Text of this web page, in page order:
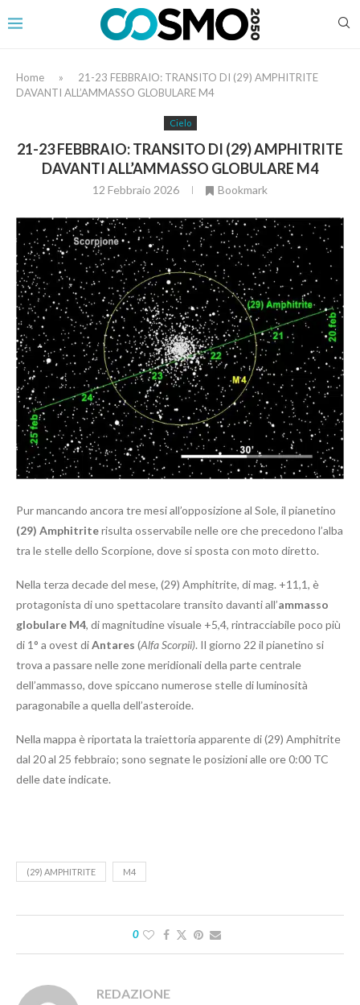
Home »
21-23 FEBBRAIO: TRANSITO DI (29) AMPHITRITE
DAVANTI ALL’AMMASSO GLOBULARE M4
Cielo
21-23 FEBBRAIO: TRANSITO DI (29) AMPHITRITE
DAVANTI ALL’AMMASSO GLOBULARE M4
12 Febbraio 2026 Bookmark
Pur mancando ancora tre mesi all’opposizione al Sole, il pianetino
(29) Amphitriterisulta osservabile nelle ore che precedono l’alba
tra le stelle dello Scorpione, dove si sposta con moto diretto.
Nella terza decade del mese, (29) Amphitrite, di mag. +11,1, è
protagonista di uno spettacolare transito davanti all’ammasso
globulare M4, di magnitudine visuale +5,4, rintracciabile poco più
di 1° a ovest diAntares (Alfa Scorpii). Il giorno 22 il pianetino si
trova a passare nelle zone meridionali della parte centrale
dell’ammasso, dove spiccano numerose stelle di luminosità
paragonabile a quella dell’asteroide.
Nella mappa è riportata la traiettoria apparente di (29) Amphitrite
dal 20 al 25 febbraio; sono segnate le posizioni alle ore 0:00 TC
delle date indicate.
(29) AMPHITRITE M4
0
REDAZIONE